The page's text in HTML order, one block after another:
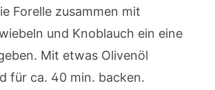
Forelle zusammen mit
und Knoblauch ein eine
Mit etwas Olivenöl
für ca. 40 min. backen.